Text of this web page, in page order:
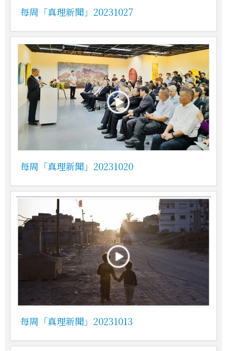
每周「真理新聞」20231027
每周「真理新聞」20231020
每周「真理新聞」20231013